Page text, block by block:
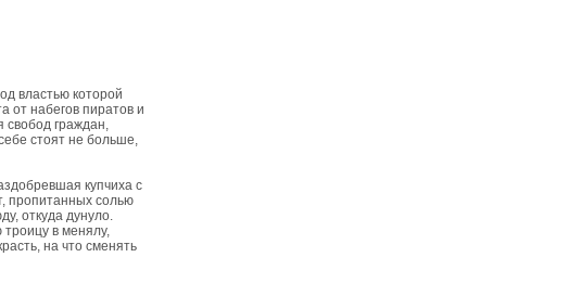
властью которой
от набегов пиратов и
свобод граждан,
стоят не больше,
купчиха с
пропитанных солью
откуда дунуло.
троицу в менялу,
на что сменять